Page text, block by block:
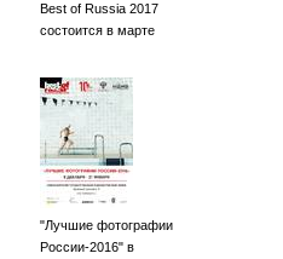
Best of Russia 2017
состоится в марте
"Лучшие фотографии
России-2016" в